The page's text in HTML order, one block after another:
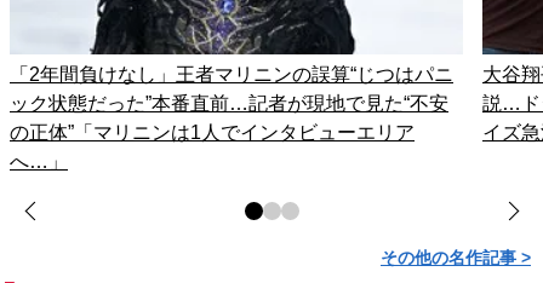
「2年間負けなし」王者マリニンの誤算“じつはパニ
ック状態だった”本番直前…記者が現地で見た“不安
の正体”「マリニンは1人でインタビューエリア
へ…」
大谷
説…ド
イズ
その他の名作記事 >